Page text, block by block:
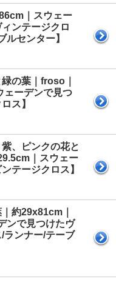
｜スウェー
ンテージクロ
ルセンター】
の葉｜froso｜
ェーデンで見つ
ス】
紫、ピンクの花と
｜スウェー
テージクロス】
約29x81cm｜
ンで見つけたヴ
ランナー/テーブ